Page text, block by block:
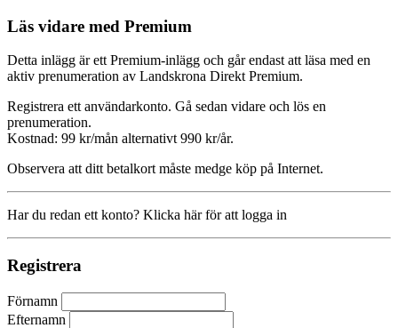
Läs vidare med Premium
Detta inlägg är ett Premium-inlägg och går endast att läsa med en
aktiv prenumeration av Landskrona Direkt Premium.
Registrera ett användarkonto. Gå sedan vidare och lös en
prenumeration.
Kostnad: 99 kr/mån alternativt 990 kr/år.
Observera att ditt betalkort måste medge köp på Internet.
Har du redan ett konto? Klicka här för att logga in
Registrera
Förnamn
Efternamn